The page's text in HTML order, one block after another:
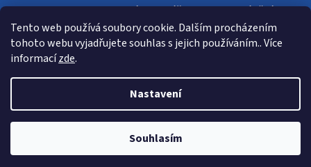
Tento web používá soubory cookie. Dalším procházením
tohoto webu vyjadřujete souhlas s jejich používáním.. Více
informacízde.
Nastavení
Souhlasím
DIVETRAVEL - cestovní kancelář - cesty za potápěním
Shoptet |mime digital
Copyright 2026E-dive. Všechna práva vyhrazena.